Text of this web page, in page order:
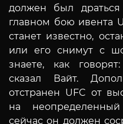
должен был
главном бою ивента
станет известно,
или его снимут с
знаете, как
сказал Вайт.
отстранен UFC от
на
сейчас он должен